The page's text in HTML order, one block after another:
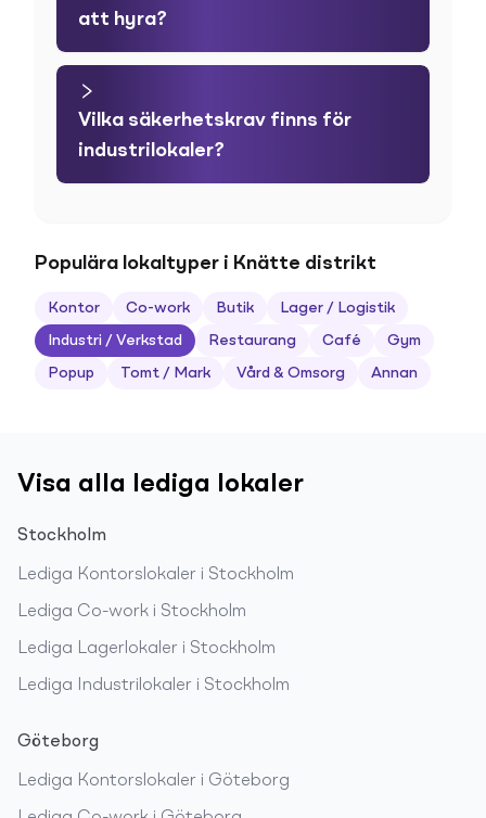
att hyra?
Vilka säkerhetskrav finns för
industrilokaler?
Populära lokaltyper i Knätte distrikt
Kontor Co-work Butik Lager / Logistik
Industri / Verkstad Restaurang Café Gym
Popup Tomt / Mark Vård & Omsorg Annan
Visa alla lediga lokaler
Stockholm
Lediga Kontorslokaler i Stockholm
Lediga Co-work i Stockholm
Lediga Lagerlokaler i Stockholm
Lediga Industrilokaler i Stockholm
Göteborg
Lediga Kontorslokaler i Göteborg